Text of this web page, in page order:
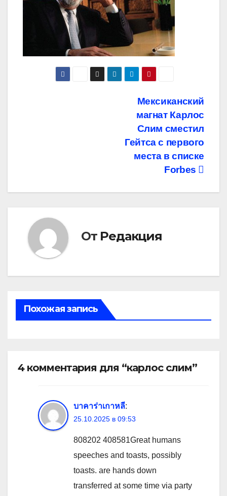
Мексиканский
магнат Карлос
Слим сместил
Гейтса с первого
места в списке
Forbes
От Редакция
Похожая запись
4 комментария для “карлос слим”
บาคาร่าเกาหลี:
25.10.2025 в 09:53
808202 408581Great humans
speeches and toasts, possibly
toasts. are hands down
transferred at some time via party